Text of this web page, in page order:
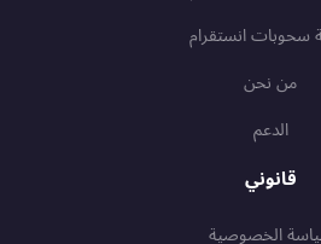
سحوبات انستقرام
من نحن
الدعم
قانوني
الخصوصية